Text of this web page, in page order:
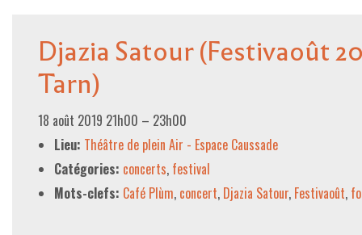
Djazia Satour (Festivaoût
Tarn)
18 août 2019 21h00 – 23h00
Lieu: Théâtre de plein Air - Espace Caussade
Catégories: concerts, festival
Mots-clefs: Café Plùm, concert, Djazia Satour, Festivaoût,